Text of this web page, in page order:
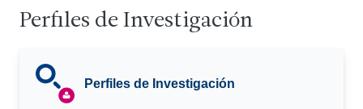
Perfiles de Investigación
Perfiles de Investigación